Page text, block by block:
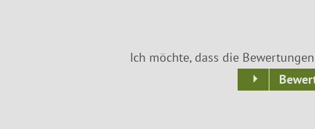
Ich möchte, dass die